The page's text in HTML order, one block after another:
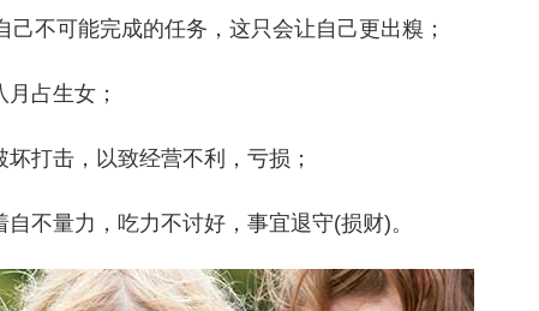
不可能完成的任务，这只会让自己更出糗；
占生女；
打击，以致经营不利，亏损；
不量力，吃力不讨好，事宜退守(损财)。